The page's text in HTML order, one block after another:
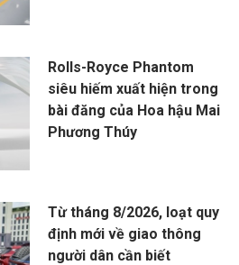
Rolls-Royce Phantom
siêu hiếm xuất hiện trong
bài đăng của Hoa hậu Mai
Phương Thúy
Từ tháng 8/2026, loạt quy
định mới về giao thông
người dân cần biết